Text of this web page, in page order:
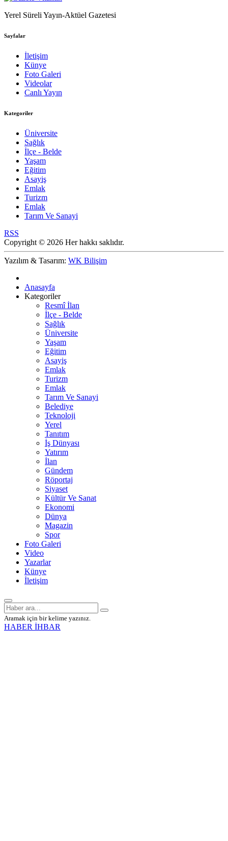
Yerel Süreli Yayın-Aktüel Gazetesi
Sayfalar
İletişim
Künye
Foto Galeri
Videolar
Canlı Yayın
Kategoriler
Üniversite
Sağlık
İlçe - Belde
Yaşam
Eğitim
Asayiş
Emlak
Turizm
Emlak
Tarım Ve Sanayi
RSS
Copyright © 2026 Her hakkı saklıdır.
Yazılım & Tasarım: WK Bilişim
Anasayfa
Kategoriler
Resmî İlan
İlçe - Belde
Sağlık
Üniversite
Yaşam
Eğitim
Asayiş
Emlak
Turizm
Emlak
Tarım Ve Sanayi
Belediye
Teknoloji
Yerel
Tanıtım
İş Dünyası
Yatırım
İlan
Gündem
Röportaj
Siyaset
Kültür Ve Sanat
Ekonomi
Dünya
Magazin
Spor
Foto Galeri
Video
Yazarlar
Künye
İletişim
Aramak için bir kelime yazınız.
HABER İHBAR